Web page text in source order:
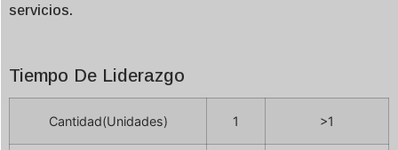
servicios.
Tiempo De Liderazgo
Cantidad(Unidades) 1 >1